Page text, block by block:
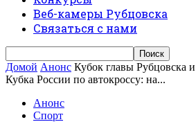
Веб-камеры Рубцовска
Связаться с нами
Домой Анонс Кубок главы Рубцовска
Кубка России по автокроссу: на...
Анонс
Спорт